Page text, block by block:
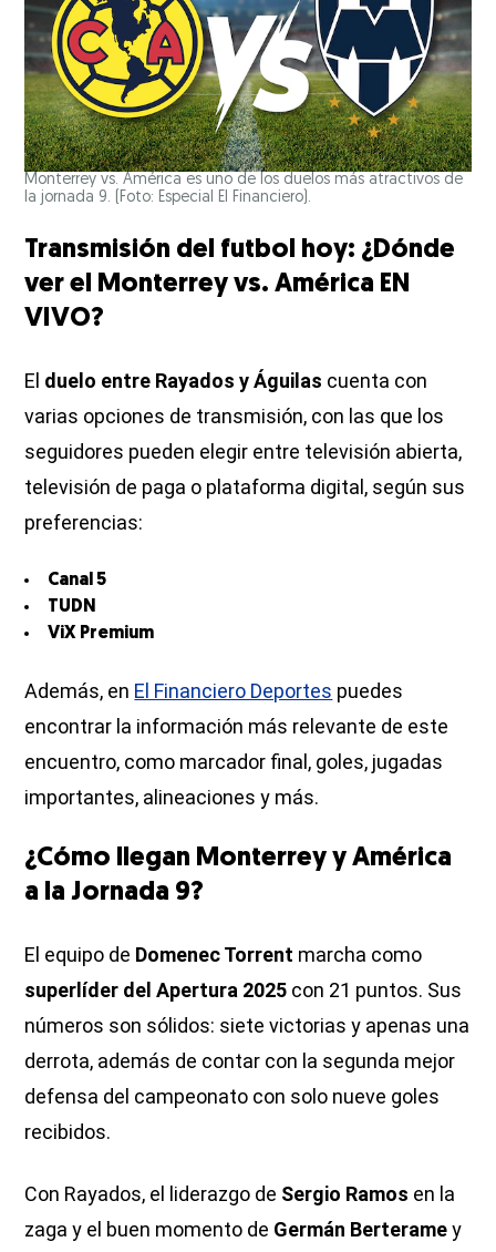
Monterrey vs. América es uno de los duelos más atractivos de
la jornada 9. (Foto: Especial El Financiero).
Transmisión del futbol hoy: ¿Dónde
ver el Monterrey vs. América EN
VIVO?
El duelo entre Rayados y Águilas cuenta con
varias opciones de transmisión, con las que los
seguidores pueden elegir entre televisión abierta,
televisión de paga o plataforma digital, según sus
preferencias:
Canal 5
TUDN
ViX Premium
Además, en El Financiero Deportes puedes
encontrar la información más relevante de este
encuentro, como marcador final, goles, jugadas
importantes, alineaciones y más.
¿Cómo llegan Monterrey y América
a la Jornada 9?
El equipo de Domenec Torrent marcha como
superlíder del Apertura 2025 con 21 puntos. Sus
números son sólidos: siete victorias y apenas una
derrota, además de contar con la segunda mejor
defensa del campeonato con solo nueve goles
recibidos.
Con Rayados, el liderazgo de Sergio Ramos en la
zaga y el buen momento de Germán Berteramey